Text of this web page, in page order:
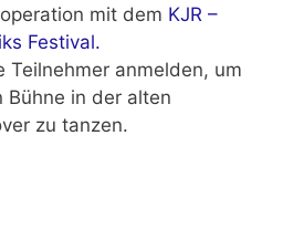
mit dem KJR –
Festival.
Teilnehmer anmelden, um
Bühne in der alten
zu tanzen.